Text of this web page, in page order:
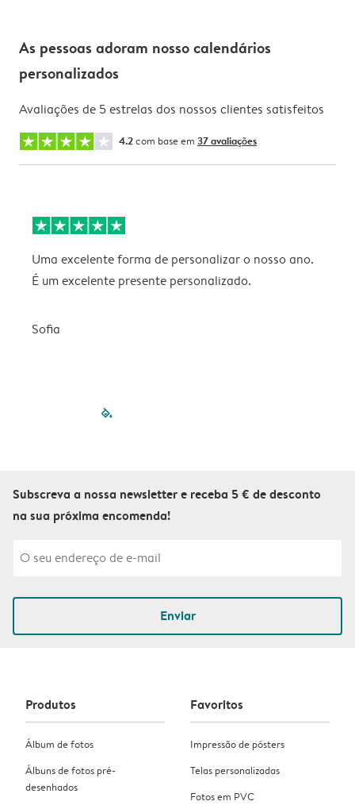
As pessoas adoram nosso calendários
personalizados
Avaliações de 5 estrelas dos nossos clientes satisfeitos
4.2com base em 37 avaliações
Uma excelente forma de personalizar o nosso ano.
É um excelente presente personalizado.
Sofia
filled-pagination
Subscreva a nossa newsletter e receba 5 € de desconto
na sua próxima encomenda!
Enviar
Produtos
Álbum de fotos
Álbuns de fotos pré-
desenhados
Favoritos
Impressão de pósters
Telas personalizadas
Fotos em PVC